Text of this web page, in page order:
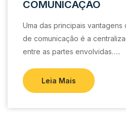
COMUNICAÇÃO
Uma das principais
de comunicação é a
entre as partes envolvidas…..
Leia Mais